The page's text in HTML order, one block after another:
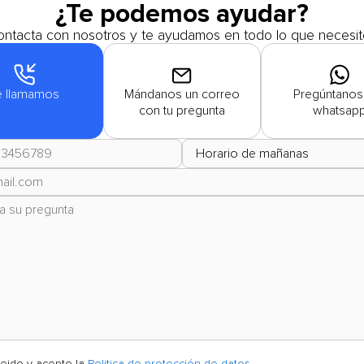
¿Te podemos ayudar?
con nosotros y te ayudamos en todo lo que
llamamos
Mándanos un correo
con tu pregunta